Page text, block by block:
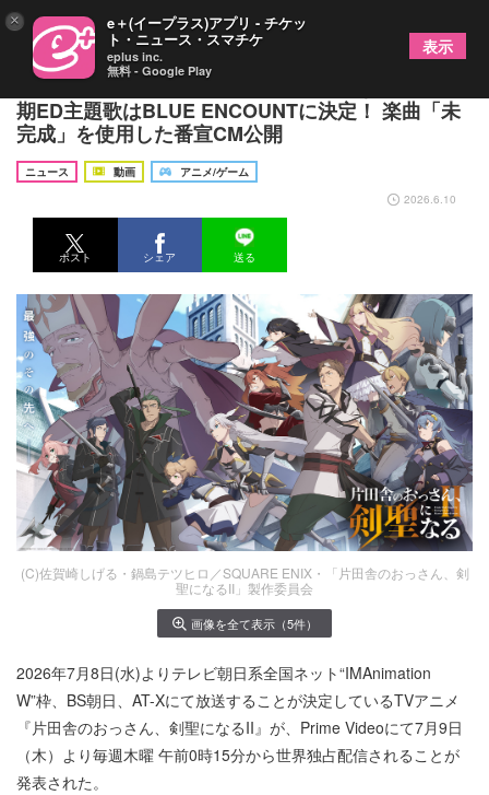
TVアニメ『片田舎のおっさん、剣聖になるII』第二
期ED主題歌はBLUE ENCOUNTに決定！ 楽曲「未
完成」を使用した番宣CM公開
ニュース 動画
アニメ/ゲーム
2026.6.10
ポスト シェア 送る
(C)佐賀崎しげる・鍋島テツヒロ／SQUARE ENIX・「片田舎のおっさん、剣
聖になるII」製作委員会
画像を全て表示（5件）
2026年7月8日(水)よりテレビ朝日系全国ネット“IMAnimation
W”枠、BS朝日、AT-Xにて放送することが決定しているTVアニメ
『片田舎のおっさん、剣聖になるII』が、Prime Videoにて7月9日
（木）より毎週木曜 午前0時15分から世界独占配信されることが
発表された。
× e＋(イープラス)アプリ - チケッ
ト・ニュース・スマチケ
eplus inc.
無料 - Google Play
表示